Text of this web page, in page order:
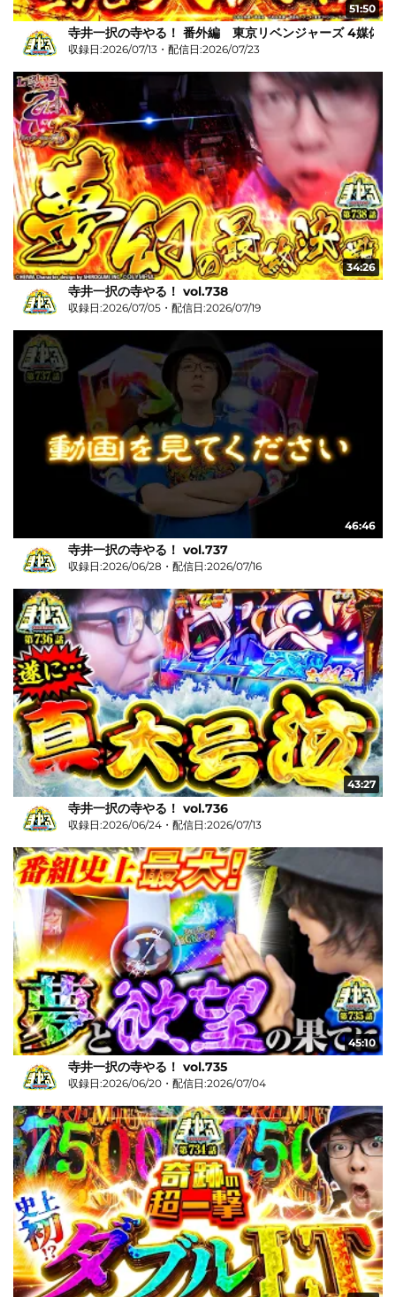
51:50
寺井一択の寺やる！ 番外編 東京リベンジャーズ 4媒体リ
収録日:2026/07/13・配信日:2026/07/23
34:26
寺井一択の寺やる！ vol.738
収録日:2026/07/05・配信日:2026/07/19
46:46
寺井一択の寺やる！ vol.737
収録日:2026/06/28・配信日:2026/07/16
43:27
寺井一択の寺やる！ vol.736
収録日:2026/06/24・配信日:2026/07/13
45:10
寺井一択の寺やる！ vol.735
収録日:2026/06/20・配信日:2026/07/04